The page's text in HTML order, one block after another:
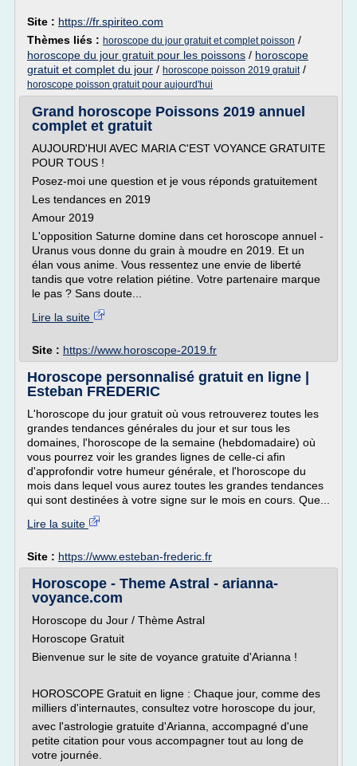
Site : https://fr.spiriteo.com
Thèmes liés : horoscope du jour gratuit et complet poisson /
horoscope du jour gratuit pour les poissons / horoscope
gratuit et complet du jour / horoscope poisson 2019 gratuit/
horoscope poisson gratuit pour aujourd'hui
Grand horoscope Poissons 2019 annuel
complet et gratuit
AUJOURD'HUI AVEC MARIA C'EST VOYANCE GRATUITE
POUR TOUS !
Posez-moi une question et je vous réponds gratuitement
Les tendances en 2019
Amour 2019
L'opposition Saturne domine dans cet horoscope annuel -
Uranus vous donne du grain à moudre en 2019. Et un
élan vous anime. Vous ressentez une envie de liberté
tandis que votre relation piétine. Votre partenaire marque
le pas ? Sans doute...
Lire la suite
Site : https://www.horoscope-2019.fr
Horoscope personnalisé gratuit en ligne |
Esteban FREDERIC
L'horoscope du jour gratuit où vous retrouverez toutes les
grandes tendances générales du jour et sur tous les
domaines, l'horoscope de la semaine (hebdomadaire) où
vous pourrez voir les grandes lignes de celle-ci afin
d'approfondir votre humeur générale, et l'horoscope du
mois dans lequel vous aurez toutes les grandes tendances
qui sont destinées à votre signe sur le mois en cours. Que...
Lire la suite
Site : https://www.esteban-frederic.fr
Horoscope - Theme Astral - arianna-
voyance.com
Horoscope du Jour / Thème Astral
Horoscope Gratuit
Bienvenue sur le site de voyance gratuite d'Arianna !
HOROSCOPE Gratuit en ligne : Chaque jour, comme des
milliers d'internautes, consultez votre horoscope du jour,
avec l'astrologie gratuite d'Arianna, accompagné d'une
petite citation pour vous accompagner tout au long de
votre journée.